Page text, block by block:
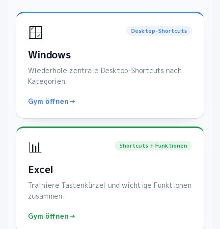
🪟 Desktop-Shortcuts
Windows
Wiederhole zentrale Desktop-Shortcuts nach
Kategorien.
Gym öffnen→
📊 Shortcuts + Funktionen
Excel
Trainiere Tastenkürzel und wichtige Funktionen
zusammen.
Gym öffnen→